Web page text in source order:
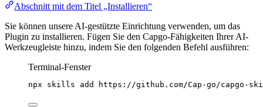
Abschnitt mit dem Titel „Installieren“
Sie können unsere AI-gestützte Einrichtung verwenden, um das
Plugin zu installieren. Fügen Sie den Capgo-Fähigkeiten Ihrer AI-
Werkzeugleiste hinzu, indem Sie den folgenden Befehl ausführen:
Terminal-Fenster
npx skills add https://github.com/Cap-go/capgo-